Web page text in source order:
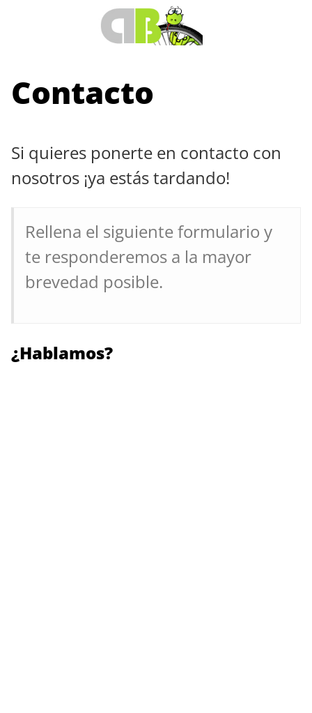
Contacto
Si quieres ponerte en contacto con
nosotros ¡ya estás tardando!
Rellena el siguiente formulario y
te responderemos a la mayor
brevedad posible.
¿Hablamos?